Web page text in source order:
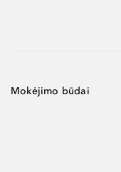
Mokėjimo būdai